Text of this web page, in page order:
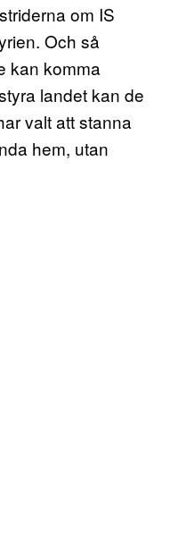
om IS
Och så
kan komma
landet kan de
valt att stanna
hem, utan